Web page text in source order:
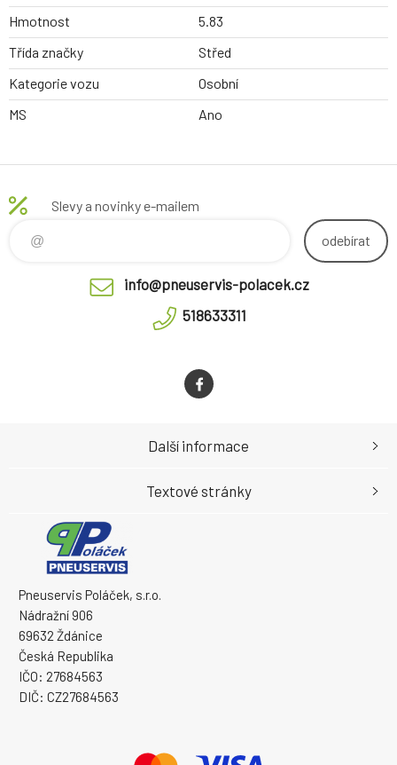
Hmotnost
5.83
Třída značky
Střed
Kategorie vozu
Osobní
MS
Ano
Slevy a novinky e-mailem
odebírat
info@pneuservis-polacek.cz
518633311
Pneuservis Poláček, s.r.o.
Nádražní 906
69632 Ždánice
Česká Republika
IČO: 27684563
DIČ: CZ27684563
Další informace
Textové stránky